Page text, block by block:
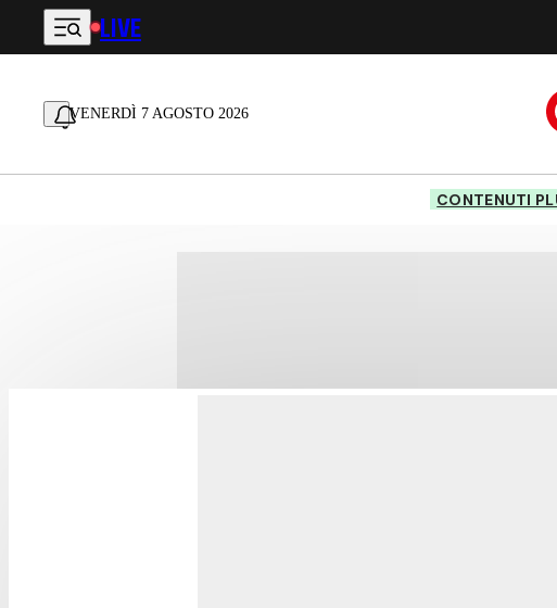
Vai al contenuto principale
LIVE
VENERDÌ 7 AGOSTO 2026
CONTENUTI